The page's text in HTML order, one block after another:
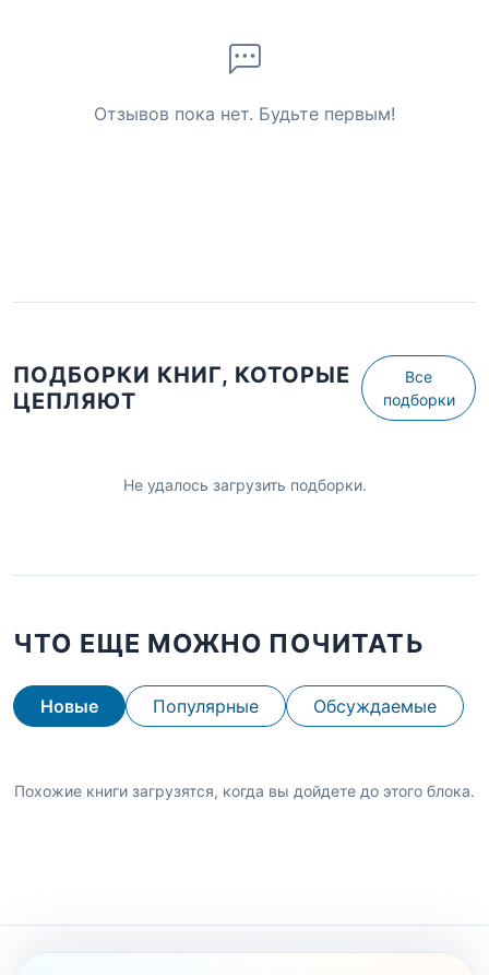
Отзывов пока нет. Будьте первым!
ПОДБОРКИ КНИГ, КОТОРЫЕ
ЦЕПЛЯЮТ
Все
подборки
Не удалось загрузить подборки.
ЧТО ЕЩЕ МОЖНО ПОЧИТАТЬ
Новые Популярные Обсуждаемые
Похожие книги загрузятся, когда вы дойдете до этого блока.